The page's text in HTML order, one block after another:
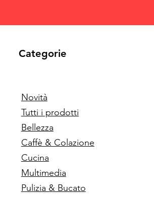
Categorie
Novità
Tutti i prodotti
Bellezza
Caffè & Colazione
Cucina
Multimedia
Pulizia & Bucato